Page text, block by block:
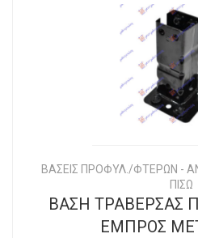
ΒΑΣΕΙΣ ΠΡΟΦΥΛ./ΦΤΕΡΩΝ -
ΠΙΣΩ
ΒΑΣΗ ΤΡΑΒΕΡΣΑΣ
ΕΜΠΡΟΣ